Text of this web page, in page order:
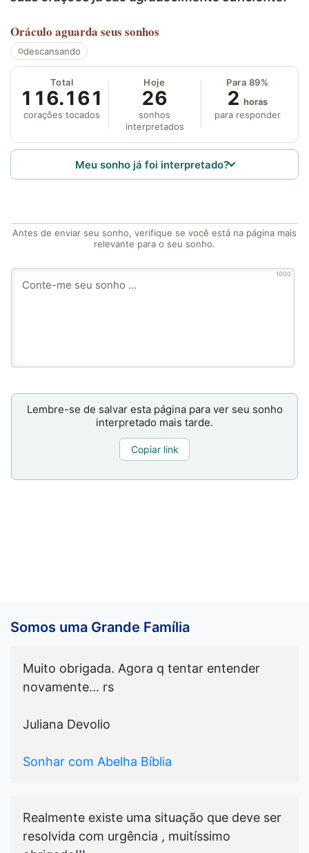
Oráculo aguarda seus sonhos
descansando
Total
116.161
corações tocados
Hoje
26
sonhos
interpretados
Para 89%
2 horas
para responder
Meu sonho já foi interpretado?
Antes de enviar seu sonho, verifique se você está na página mais
relevante para o seu sonho.
1000
Lembre-se de salvar esta página para ver seu sonho
interpretado mais tarde.
Copiar link
Somos uma Grande Família
Muito obrigada. Agora q tentar entender
novamente... rs
Juliana Devolio
Sonhar com Abelha Bíblia
Realmente existe uma situação que deve ser
resolvida com urgência , muitíssimo